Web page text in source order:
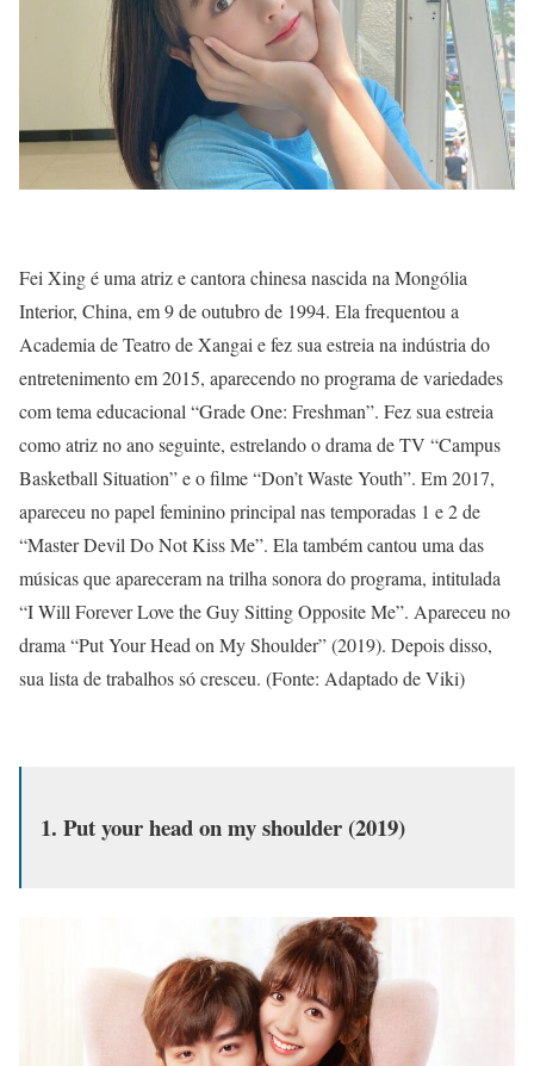
Fei Xing é uma atriz e cantora chinesa nascida na Mongólia
Interior, China, em 9 de outubro de 1994. Ela frequentou a
Academia de Teatro de Xangai e fez sua estreia na indústria do
entretenimento em 2015, aparecendo no programa de variedades
com tema educacional “Grade One: Freshman”. Fez sua estreia
como atriz no ano seguinte, estrelando o drama de TV “Campus
Basketball Situation” e o filme “Don’t Waste Youth”. Em 2017,
apareceu no papel feminino principal nas temporadas 1 e 2 de
“Master Devil Do Not Kiss Me”. Ela também cantou uma das
músicas que apareceram na trilha sonora do programa, intitulada
“I Will Forever Love the Guy Sitting Opposite Me”. Apareceu no
drama “Put Your Head on My Shoulder” (2019). Depois disso,
sua lista de trabalhos só cresceu. (Fonte: Adaptado de Viki)
1. Put your head on my shoulder (2019)